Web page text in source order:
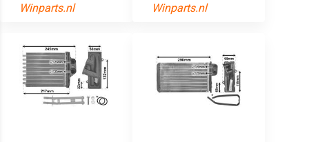
Winparts.nl Winparts.nl